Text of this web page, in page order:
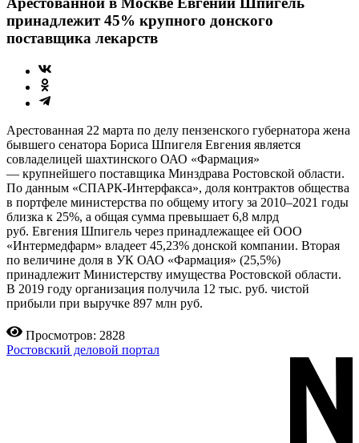
принадлежит 45% крупного донского
поставщика лекарств
Арестованная 22 марта по делу пензенского губернатора жена
бывшего сенатора Бориса Шпигеля Евгения является
совладелицей шахтинского ОАО «Фармация»
— крупнейшего поставщика Минздрава Ростовской области.
По данным «СПАРК-Интерфакса», доля контрактов общества
в портфеле министерства по общему итогу за 2010–2021 годы
близка к 25%, а общая сумма превышает 6,8 млрд
руб. Евгения Шпигель через принадлежащее ей ООО
«Интермедфарм» владеет 45,23% донской компании. Вторая
по величине доля в УК ОАО «Фармация» (25,5%)
принадлежит Министерству имущества Ростовской области.
В 2019 году организация получила 12 тыс. руб. чистой
прибыли при выручке 897 млн руб.
Просмотров: 2828
Ростовский деловой портал